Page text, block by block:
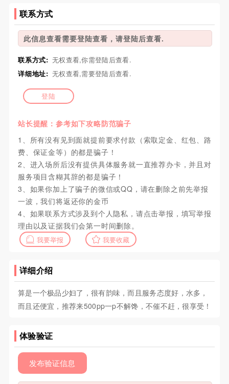
联系方式
此信息查看需要登陆查看，请登陆后查看.
联系方式: 无权查看,你需登陆后查看.
详细地址: 无权查看,需要登陆后查看.
登陆
站长提醒：参考如下攻略防范骗子
1、所有没有见到面就提前要求付款（索取定金、红包、路
费、保证金等）的都是骗子！
2、进入场所后没有提供具体服务就一直推荐办卡，并且对
服务项目含糊其辞的都是骗子！
3、如果你加上了骗子的微信或QQ，请在删除之前先举报
一波，我们将返还你的金币
4、如果联系方式涉及到个人隐私，请点击举报，填写举报
理由以及证据我们会第一时间删除。
我要举报 我要收藏
详细介绍
算是一个极品少妇了，很有韵味，而且服务态度好，水多，
而且还便宜，推荐来500pp一p不解馋，不催不赶，很享受！
体验验证
发布验证信息